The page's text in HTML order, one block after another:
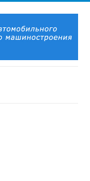
организациях